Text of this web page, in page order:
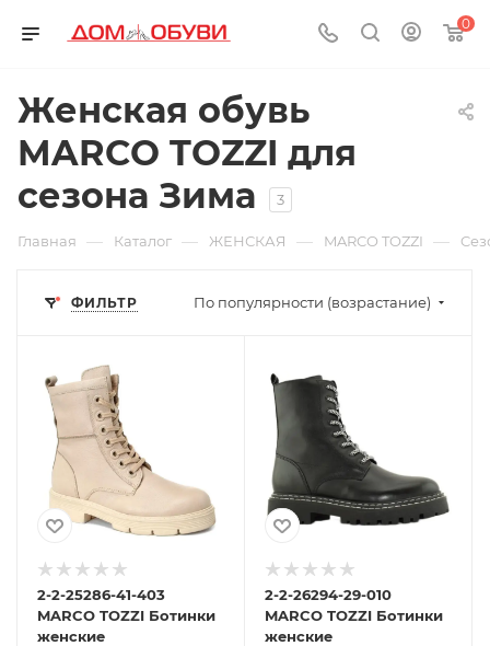
0
Женская обувь
MARCO TOZZI для
сезона Зима
3
Главная — Каталог — ЖЕНСКАЯ — MARCO TOZZI —
ФИЛЬТР По популярности (возрастание)
2-2-25286-41-403
MARCO TOZZI Ботинки
женские
2-2-26294-29-010
MARCO TOZZI Ботинки
женские